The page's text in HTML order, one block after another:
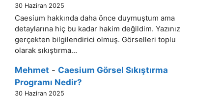
30 Haziran 2025
Caesium hakkında daha önce duymuştum ama
detaylarına hiç bu kadar hakim değildim. Yazınız
gerçekten bilgilendirici olmuş. Görselleri toplu
olarak sıkıştırma…
Mehmet - Caesium Görsel Sıkıştırma
Programı Nedir?
30 Haziran 2025